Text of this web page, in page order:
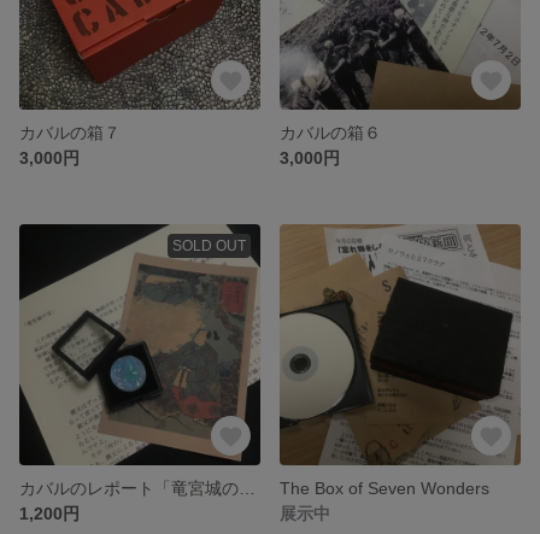
カバルの箱７
3,000円
カバルの箱６
3,000円
SOLD OUT
1,200円
The Box of Seven Wonders
展示中